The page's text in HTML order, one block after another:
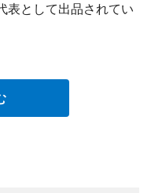
表として出品されてい